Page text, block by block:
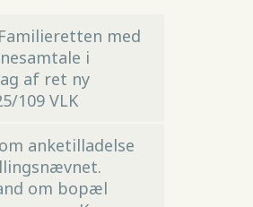
med
i
af ret ny
109 VLK
anketilladelse
om bopæl